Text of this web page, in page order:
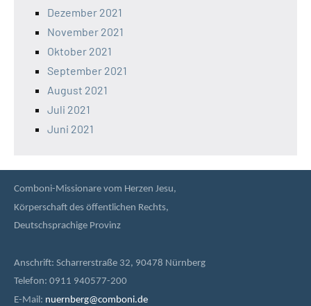
Dezember 2021
November 2021
Oktober 2021
September 2021
August 2021
Juli 2021
Juni 2021
Comboni-Missionare vom Herzen Jesu,
Körperschaft des öffentlichen Rechts,
Deutschsprachige Provinz
Anschrift: Scharrerstraße 32, 90478 Nürnberg
Telefon: 0911 940577-200
E-Mail: nuernberg@comboni.de